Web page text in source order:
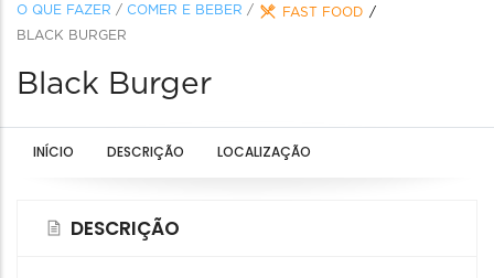
O QUE FAZER / COMER E BEBER /
FAST FOOD
BLACK BURGER
Black Burger
INÍCIO DESCRIÇÃO LOCALIZAÇÃO
DESCRIÇÃO